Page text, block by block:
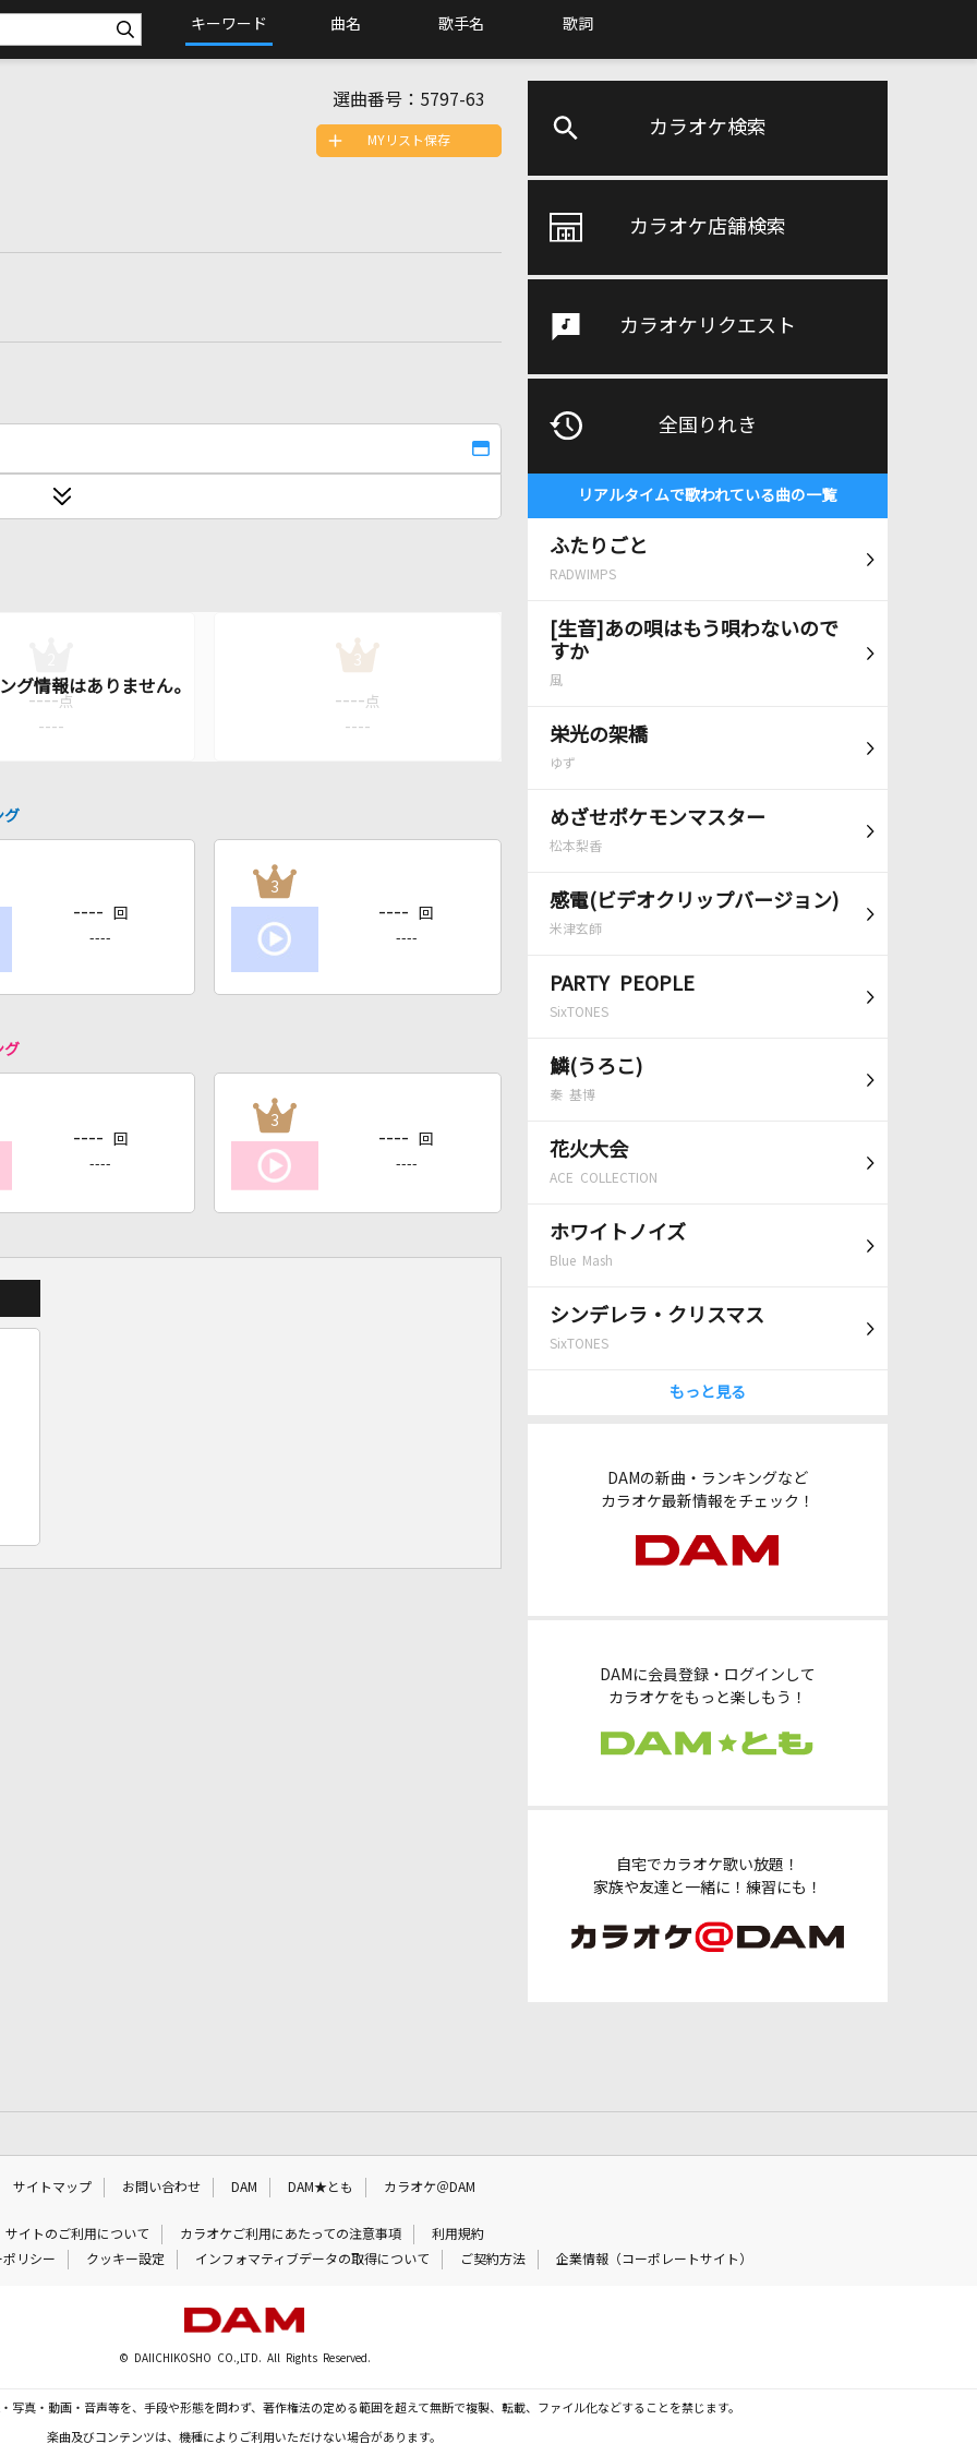
キーワード 曲名 歌手名 歌詞
カラオケ検索
カラオケ店舗検索
カラオケリクエスト
全国りれき
リアルタイムで歌われている曲の一覧
ふたりごと
RADWIMPS
[生音]あの唄はもう唄わないので
すか
風
栄光の架橋
ゆず
めざせポケモンマスター
松本梨香
感電(ビデオクリップバージョン)
米津玄師
PARTY PEOPLE
SixTONES
鱗(うろこ)
秦 基博
花火大会
ACE COLLECTION
ホワイトノイズ
Blue Mash
シンデレラ・クリスマス
SixTONES
もっと見る
DAMの新曲・ランキングなど
カラオケ最新情報をチェック！
DAMに会員登録・ログインして
カラオケをもっと楽しもう！
自宅でカラオケ歌い放題！
家族や友達と一緒に！練習にも！
選曲番号： 5797-63
MYリスト保存
---- 点
----
3
---- 点
----
グ
---- 回
----
3
---- 回
----
グ
---- 回
----
3
---- 回
----
サイトマップ お問い合わせ DAM DAM★とも カラオケ＠DAM
サイトのご利用について カラオケご利用にあたっての注意事項
利用規約
リシー
クッキー設定 インフォマティブデータの取得について ご契約方法 企業情報（コーポレートサイト）
© DAIICHIKOSHO CO.,LTD. All Rights Reserved.
写真・動画・音声等を、手段や形態を問わず、著作権法の定める範囲を超えて無断で複製、転載、ファイル化などすることを禁じます。
楽曲及びコンテンツは、機種によりご利用いただけない場合があります。